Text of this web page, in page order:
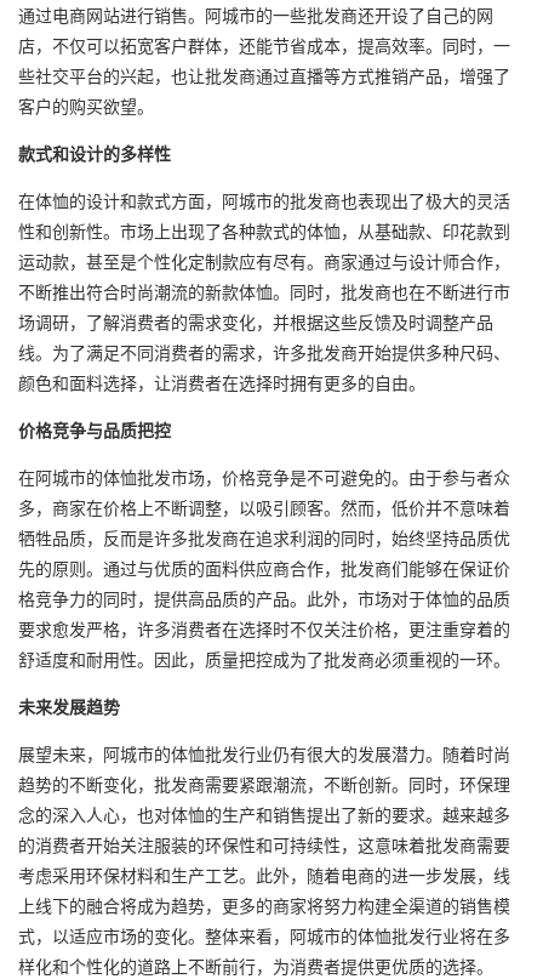
通过电商网站进行销售。阿城市的一些批发商还开设了自己的网
店，不仅可以拓宽客户群体，还能节省成本，提高效率。同时，一
些社交平台的兴起，也让批发商通过直播等方式推销产品，增强了
客户的购买欲望。
款式和设计的多样性
在体恤的设计和款式方面，阿城市的批发商也表现出了极大的灵活
性和创新性。市场上出现了各种款式的体恤，从基础款、印花款到
运动款，甚至是个性化定制款应有尽有。商家通过与设计师合作，
不断推出符合时尚潮流的新款体恤。同时，批发商也在不断进行市
场调研，了解消费者的需求变化，并根据这些反馈及时调整产品
线。为了满足不同消费者的需求，许多批发商开始提供多种尺码、
颜色和面料选择，让消费者在选择时拥有更多的自由。
价格竞争与品质把控
在阿城市的体恤批发市场，价格竞争是不可避免的。由于参与者众
多，商家在价格上不断调整，以吸引顾客。然而，低价并不意味着
牺牲品质，反而是许多批发商在追求利润的同时，始终坚持品质优
先的原则。通过与优质的面料供应商合作，批发商们能够在保证价
格竞争力的同时，提供高品质的产品。此外，市场对于体恤的品质
要求愈发严格，许多消费者在选择时不仅关注价格，更注重穿着的
舒适度和耐用性。因此，质量把控成为了批发商必须重视的一环。
未来发展趋势
展望未来，阿城市的体恤批发行业仍有很大的发展潜力。随着时尚
趋势的不断变化，批发商需要紧跟潮流，不断创新。同时，环保理
念的深入人心，也对体恤的生产和销售提出了新的要求。越来越多
的消费者开始关注服装的环保性和可持续性，这意味着批发商需要
考虑采用环保材料和生产工艺。此外，随着电商的进一步发展，线
上线下的融合将成为趋势，更多的商家将努力构建全渠道的销售模
式，以适应市场的变化。整体来看，阿城市的体恤批发行业将在多
样化和个性化的道路上不断前行，为消费者提供更优质的选择。